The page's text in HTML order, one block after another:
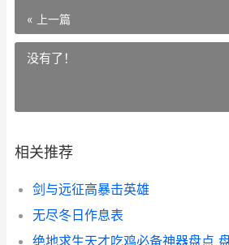
« 上一篇
没有了！
相关推荐
剑与远征高暴击英雄
无尽冬日作息表